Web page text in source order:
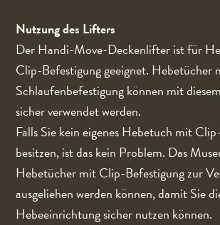
Nutzung des Lifters
Der Handi-Move-Deckenlifter ist für
Clip-Befestigung geeignet. Hebetücher
Schlaufenbefestigung können mit
sicher verwendet werden.
Falls Sie kein eigenes Hebetuch mit
besitzen, ist das kein Problem. Das
Hebetücher mit Clip-Befestigung zur
ausgeliehen werden können, damit Sie
Hebeeinrichtung sicher nutzen können.